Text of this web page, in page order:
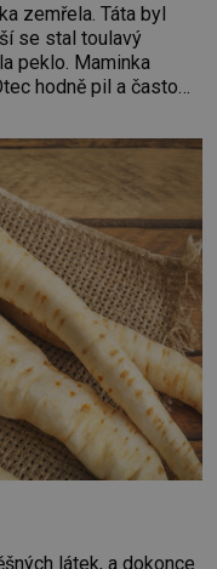
zemřela. Táta byl
se stal toulavý
peklo. Maminka
hodně pil a často
rádi, protože
látek, a dokonce